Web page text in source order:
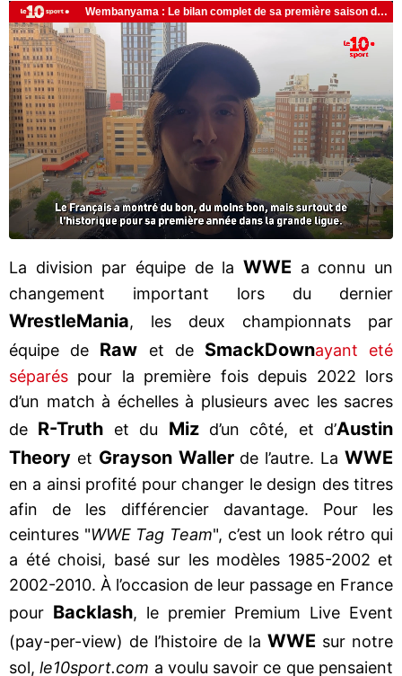
La division par équipe de la WWE a connu un
changement important lors du dernier
WrestleMania, les deux championnats par
équipe de Raw et de SmackDownayant eté
séparés pour la première fois depuis 2022 lors
d’un match à échelles à plusieurs avec les sacres
de R-Truth et du Mizd’un côté, et d’Austin
Theory et Grayson Wallerde l’autre. LaWWE
en a ainsi profité pour changer le design des titres
afin de les différencier davantage. Pour les
ceintures "WWE Tag Team", c’est un look rétro qui
a été choisi, basé sur les modèles 1985-2002 et
2002-2010. À l’occasion de leur passage en France
pour Backlash, le premier Premium Live Event
(pay-per-view) de l’histoire de la WWE sur notre
sol,le10sport.com a voulu savoir ce que pensaient